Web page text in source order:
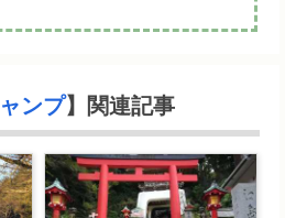
ンプ】関連記事